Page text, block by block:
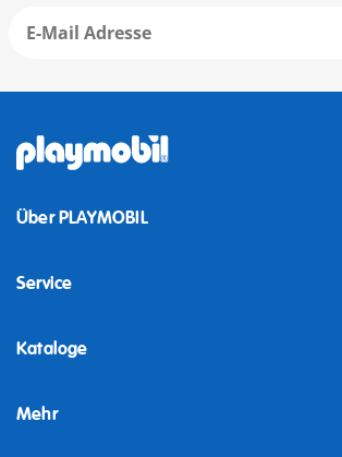
Über PLAYMOBIL
Service
Kataloge
Mehr